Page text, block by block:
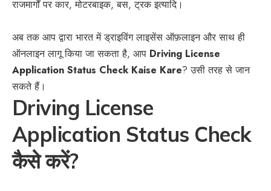
राजमार्गों पर कार, मोटरबाइक, बस, ट्रक इत्यादि।
अब तक आप द्वारा भारत में ड्राइविंग लाइसेंस ऑफ़लाइन और साथ ही
ऑनलाइन लागू किया जा सकता है, आप Driving License
Application Status Check Kaise Kare? उसी तरह से जान
सकते हैं।
Driving License
Application Status Check
कैसे करें?